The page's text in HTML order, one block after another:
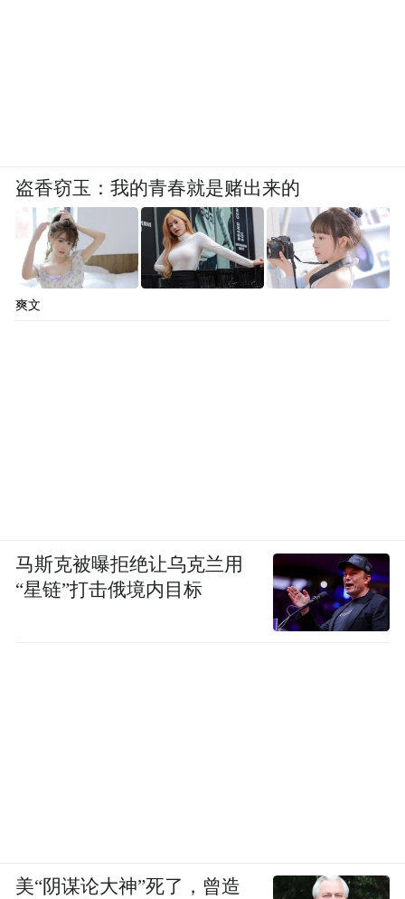
盗香窃玉：我的青春就是赌出来的
爽文
马斯克被曝拒绝让乌克兰用
“星链”打击俄境内目标
美“阴谋论大神”死了，曾造